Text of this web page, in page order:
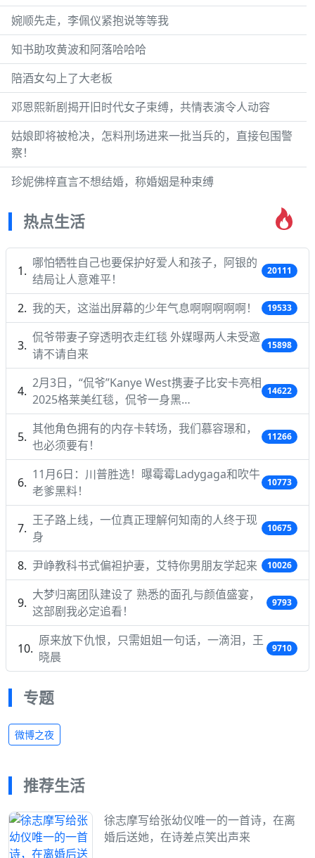
婉顺先走，李佩仪紧抱说等等我
知书助攻黄波和阿落哈哈哈
陪酒女勾上了大老板
邓恩熙新剧揭开旧时代女子束缚，共情表演令人动容
姑娘即将被枪决，怎料刑场进来一批当兵的，直接包围警
察！
珍妮佛梓直言不想结婚，称婚姻是种束缚
热点生活
哪怕牺牲自己也要保护好爱人和孩子，阿银的
结局让人意难平！
20111
我的天，这溢出屏幕的少年气息啊啊啊啊啊！ 19533
侃爷带妻子穿透明衣走红毯 外媒曝两人未受邀
请不请自来
15898
2月3日，“侃爷”Kanye West携妻子比安卡亮相
2025格莱美红毯，侃爷一身黑…
14622
其他角色拥有的内存卡转场，我们慕容璟和，
也必须要有！
11266
11月6日：川普胜选！曝霉霉Ladygaga和吹牛
老爹黑料！
10773
王子路上线，一位真正理解何知南的人终于现
身
10675
尹峥教科书式偏袒护妻，艾特你男朋友学起来 10026
大梦归离团队建设了 熟悉的面孔与颜值盛宴，
这部剧我必定追看！
9793
原来放下仇恨，只需姐姐一句话，一滴泪，王
晓晨
9710
专题
微博之夜
推荐生活
徐志摩写给张幼仪唯一的一首诗，在离
婚后送她，在诗差点笑出声来